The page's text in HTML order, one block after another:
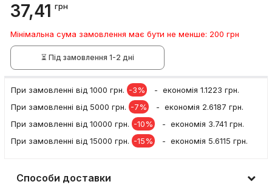
37,41 грн
Мінімальна сума замовлення має бути не менше: 200 грн
⏳ Під замовлення 1-2 дні
При замовленні вiд 1000 грн. -3%
- економія 1.1223 грн.
При замовленні вiд 5000 грн. -7%
- економія 2.6187 грн.
При замовленні вiд 10000 грн. -10%
- економія 3.741 грн.
При замовленні вiд 15000 грн. -15% - економія 5.6115 грн.
Способи доставки